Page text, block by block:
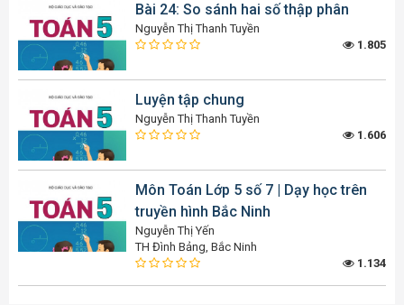
Bài 24: So sánh hai số thập phân
Nguyễn Thị Thanh Tuyền
1.805
Luyện tập chung
Nguyễn Thị Thanh Tuyền
1.606
Môn Toán Lớp 5 số 7 | Dạy học trên
truyền hình Bắc Ninh
Nguyễn Thị Yến
TH Đình Bảng, Bắc Ninh
1.134